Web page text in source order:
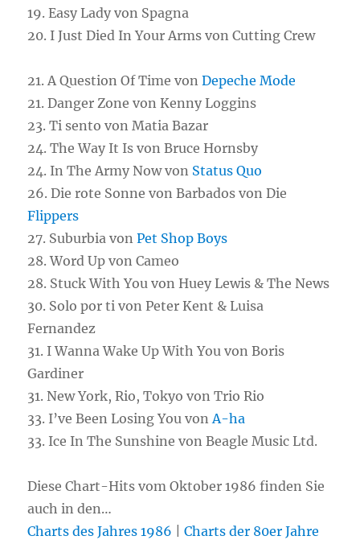
19. Easy Lady von Spagna
20. I Just Died In Your Arms von Cutting Crew
21. A Question Of Time vonDepeche Mode
21. Danger Zone von Kenny Loggins
23. Ti sento von Matia Bazar
24. The Way It Is von Bruce Hornsby
24. In The Army Now von Status Quo
26. Die rote Sonne von Barbados von Die
Flippers
27. Suburbia vonPet Shop Boys
28. Word Up von Cameo
28. Stuck With You von Huey Lewis & The News
30. Solo por ti von Peter Kent & Luisa
Fernandez
31. I Wanna Wake Up With You von Boris
Gardiner
31. New York, Rio, Tokyo von Trio Rio
33. I’ve Been Losing You vonA-ha
33. Ice In The Sunshine von Beagle Music Ltd.
Diese Chart-Hits vom Oktober 1986 finden Sie
auch in den…
Charts des Jahres 1986 |Charts der 80er Jahre